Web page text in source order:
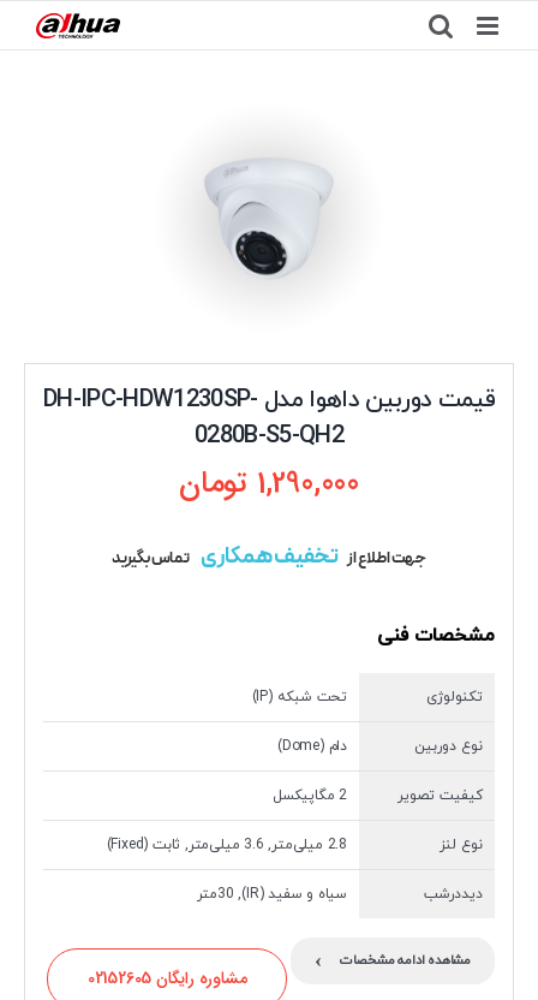
to
قیمت دوربین داهوا مدل DH-IPC-HDW1230SP-
0280B-S5-QH2
1,290,000 تومان
جهت اطلاع از تخفیف همکاری تماس بگیرید
مشخصات فنی
تکنولوژی تحت شبکه (IP)
نوع دوربین دام (Dome)
کیفیت تصویر 2 مگاپیکسل
نوع لنز 2.8 میلی‌متر, 3.6 میلی‌متر, ثابت (Fixed)
دیددرشب سیاه و سفید (IR), 30متر
مشاهده ادامه مشخصات ›
مشاوره رایگان 02152605